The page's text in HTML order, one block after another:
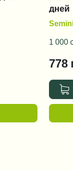
дней
1 000
778